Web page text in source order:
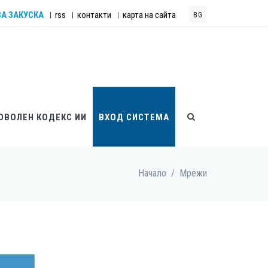
ЗАКУСКА | rss | контакти | карта на сайта BG
КОДЕКС ИИ ВХОД СИСТЕМА
Начало / Мрежи